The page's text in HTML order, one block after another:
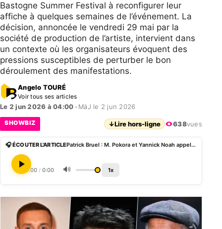
Bastogne Summer Festival à reconfigurer leur
affiche à quelques semaines de l’événement. La
décision, annoncée le vendredi 29 mai par la
société de production de l’artiste, intervient dans
un contexte où les organisateurs évoquent des
pressions susceptibles de perturber le bon
déroulement des manifestations.
Angelo TOURÉ
Voir tous ses articles
Le 2 jun 2026 à 04:00 • MàJ le 2 jun 2026
SHOWBIZ ↓Lire hors-ligne 638vues
🎧 ÉCOUTER L'ARTICLE Patrick Bruel : M. Pokora et Yannick Noah appelés à le remplacer au Bastogne Summer Festival
0:00 / 0:00 🔊 1x